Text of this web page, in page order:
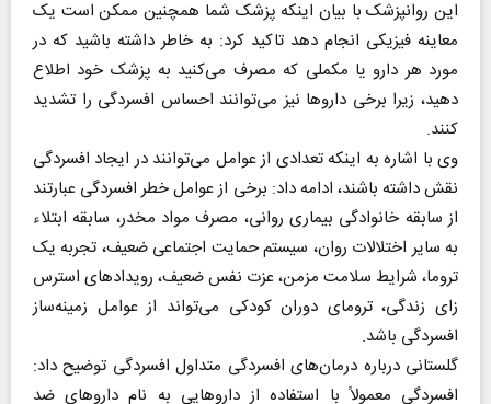
این روانپزشک با بیان اینکه پزشک شما همچنین ممکن است یک
معاینه فیزیکی انجام دهد تاکید کرد: به خاطر داشته باشید که در
مورد هر دارو یا مکملی که مصرف می‌کنید به پزشک خود اطلاع
دهید، زیرا برخی دارو‌ها نیز می‌توانند احساس افسردگی را تشدید
کنند.
وی با اشاره به اینکه تعدادی از عوامل می‌توانند در ایجاد افسردگی
نقش داشته باشند، ادامه داد: برخی از عوامل خطر افسردگی عبارتند
از سابقه خانوادگی بیماری روانی، مصرف مواد مخدر، سابقه ابتلاء
به سایر اختلالات روان، سیستم حمایت اجتماعی ضعیف، تجربه یک
تروما، شرایط سلامت مزمن، عزت نفس ضعیف، رویداد‌های استرس
زای زندگی، ترومای دوران کودکی می‌تواند از عوامل زمینه‌ساز
افسردگی باشد.
گلستانی درباره درمان‌های افسردگی متداول افسردگی توضیح داد:
افسردگی معمولاً با استفاده از دارو‌هایی به نام دارو‌های ضد